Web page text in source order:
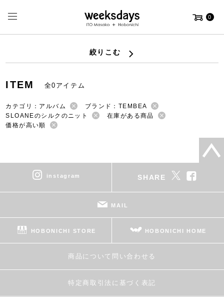
0
絞りこむ
ITEM 全0アイテム
カテゴリ：アルバム
ブランド：TEMBEA
SLOANEのシルクのニット
在庫がある商品
価格が高い順
instagram SHARE
MAIL
HOBONICHI STORE HOBONICHI HOME
商品について問い合わせる
特定商取引法に基づく表記